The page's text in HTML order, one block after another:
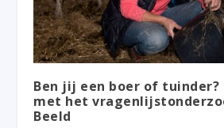
Ben jij een boer of tuinder?
met het
Beeld